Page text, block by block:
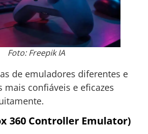
Foto: Freepik IA
de emuladores diferentes e
mais confiáveis e eficazes
360 Controller Emulator)